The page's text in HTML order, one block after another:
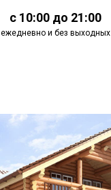
с 10:00 до 21:00
ежедневно и без выходных